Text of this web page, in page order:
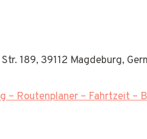
189, 39112 Magdeburg,
– Routenplaner – Fahrtzeit –